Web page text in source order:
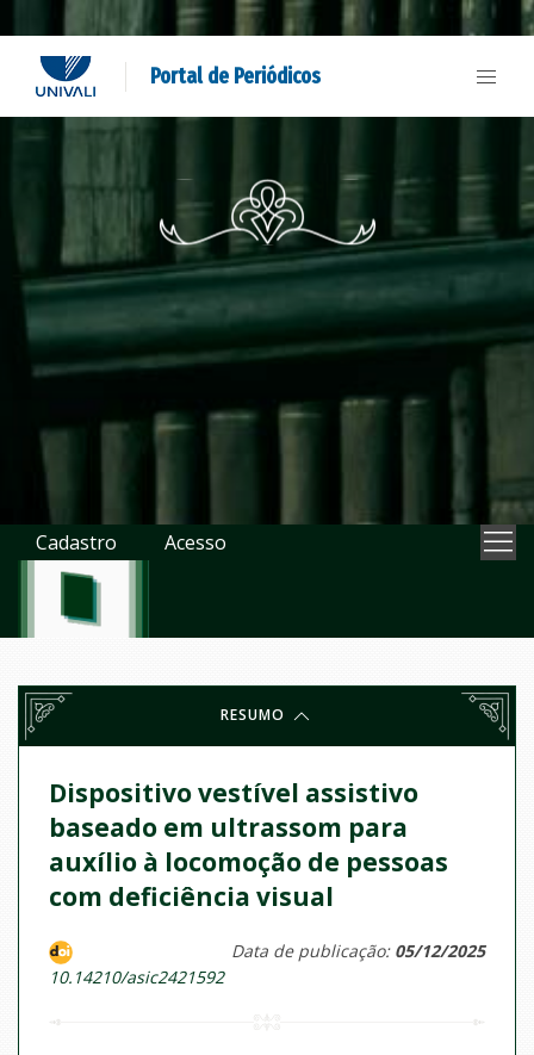
Portal de Periódicos
Cadastro Acesso
RESUMO
Dispositivo vestível assistivo
baseado em ultrassom para
auxílio à locomoção de pessoas
com deficiência visual
10.14210/asic2421592
Data de publicação: 05/12/2025